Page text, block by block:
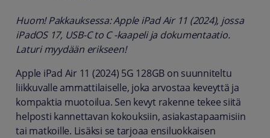
Huom! Pakkauksessa: Apple iPad Air 11 (2024), jossa
iPadOS 17, USB-C to C -kaapeli ja dokumentaatio.
Laturi myydään erikseen!
Apple iPad Air 11 (2024) 5G 128GB on suunniteltu
liikkuvalle ammattilaiselle, joka arvostaa keveyttä ja
kompaktia muotoilua. Sen kevyt rakenne tekee siitä
helposti kannettavan kokouksiin, asiakastapaamisiin
tai matkoille. Lisäksi se tarjoaa ensiluokkaisen